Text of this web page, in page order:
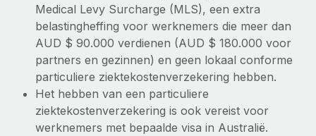
Medical Levy Surcharge (MLS), een extra
belastingheffing voor werknemers die meer dan
AUD $ 90.000 verdienen (AUD $ 180.000 voor
partners en gezinnen) en geen lokaal conforme
particuliere ziektekostenverzekering hebben.
Het hebben van een particuliere
ziektekostenverzekering is ook vereist voor
werknemers met bepaalde visa in Australië.